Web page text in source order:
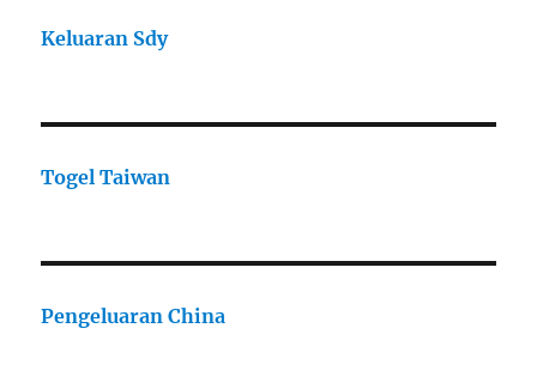
Keluaran Sdy
Togel Taiwan
Pengeluaran China